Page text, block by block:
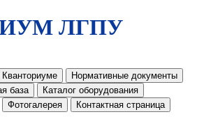
ЛГПУ
Нормативные документы
база
Каталог оборудования
Фотогалерея Контактная страница